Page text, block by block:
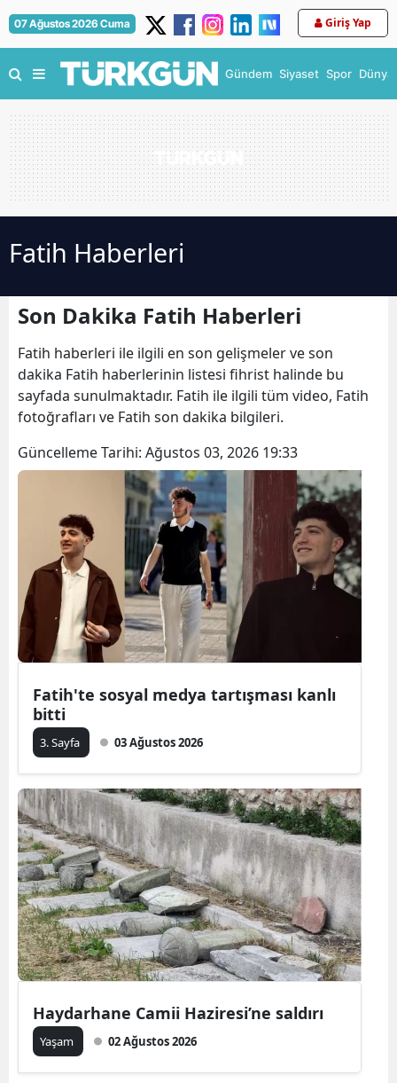
07 Ağustos 2026 Cuma Giriş Yap
Gündem Siyaset Spor Dünya
Fatih Haberleri
Son Dakika Fatih Haberleri
Fatih haberleri ile ilgili en son gelişmeler ve son
dakika Fatih haberlerinin listesi fihrist halinde bu
sayfada sunulmaktadır. Fatih ile ilgili tüm video, Fatih
fotoğrafları ve Fatih son dakika bilgileri.
Güncelleme Tarihi: Ağustos 03, 2026 19:33
Fatih'te sosyal medya tartışması kanlı
bitti
3. Sayfa 03 Ağustos 2026
Haydarhane Camii Haziresi’ne saldırı
Yaşam 02 Ağustos 2026